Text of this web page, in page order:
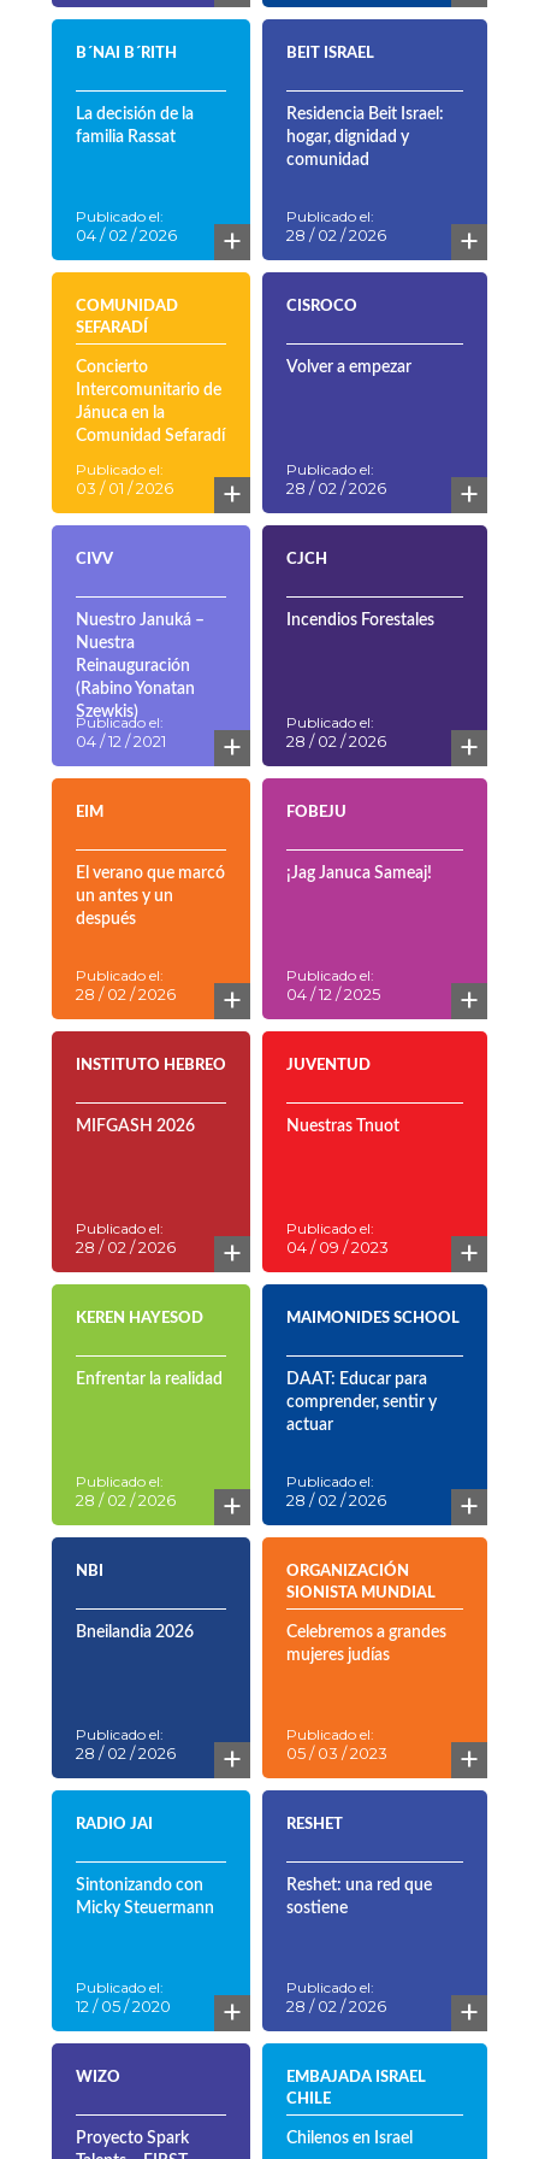
B´NAI B´RITH
La decisión de la
familia Rassat
Publicado el:
04 / 02 / 2026 +
BEIT ISRAEL
Residencia Beit Israel:
hogar, dignidad y
comunidad
Publicado el:
28 / 02 / 2026 +
COMUNIDAD
SEFARADÍ
Concierto
Intercomunitario de
Jánuca en la
Comunidad Sefaradí
Publicado el:
03 / 01 / 2026 +
CISROCO
Volver a empezar
Publicado el:
28 / 02 / 2026 +
CIVV
Nuestro Januká –
Nuestra
Reinauguración
(Rabino Yonatan
Szewkis)
Publicado el:
04 / 12 / 2021 +
CJCH
Incendios Forestales
Publicado el:
28 / 02 / 2026 +
EIM
El verano que marcó
un antes y un
después
Publicado el:
28 / 02 / 2026 +
FOBEJU
¡Jag Januca Sameaj!
Publicado el:
04 / 12 / 2025 +
INSTITUTO HEBREO
MIFGASH 2026
Publicado el:
28 / 02 / 2026 +
JUVENTUD
Nuestras Tnuot
Publicado el:
04 / 09 / 2023 +
KEREN HAYESOD
Enfrentar la realidad
Publicado el:
28 / 02 / 2026 +
MAIMONIDES SCHOOL
DAAT: Educar para
comprender, sentir y
actuar
Publicado el:
28 / 02 / 2026 +
NBI
Bneilandia 2026
Publicado el:
28 / 02 / 2026 +
ORGANIZACIÓN
SIONISTA MUNDIAL
Celebremos a grandes
mujeres judías
Publicado el:
05 / 03 / 2023 +
RADIO JAI
Sintonizando con
Micky Steuermann
Publicado el:
12 / 05 / 2020 +
RESHET
Reshet: una red que
sostiene
Publicado el:
28 / 02 / 2026 +
WIZO
Proyecto Spark
EMBAJADA ISRAEL
CHILE
Chilenos en Israel